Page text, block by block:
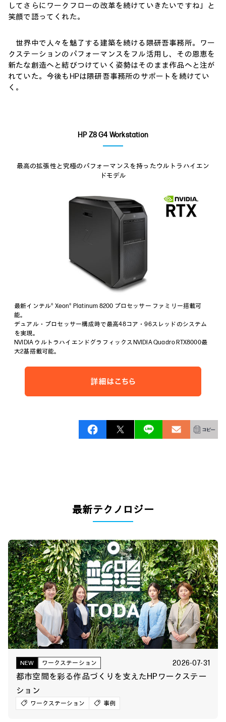
してさらにワークフローの改革を続けていきたいですね」と
笑顔で語ってくれた。
世界中で人々を魅了する建築を続ける隈研吾事務所。ワー
クステーションのパフォーマンスをフル活用し、その恩恵を
新たな創造へと結びつけていく姿勢はそのまま作品へと注が
れていた。今後もHPは隈研吾事務所のサポートを続けてい
く。
HP Z8 G4 Workstation
最高の拡張性と究極のパフォーマンスを持ったウルトラハイエン
ドモデル
最新インテル® Xeon® Platinum 8200 プロセッサー ファミリー搭載可
能。
デュアル・プロセッサー構成時で最高48コア・96スレッドのシステム
を実現。
NVIDIA ウルトラハイエンドグラフィックスNVIDIA Quadro RTX8000最
大2基搭載可能。
最新テクノロジー
NEW ワークステーション 2026-07-31
都市空間を彩る作品づくりを支えたHPワークステー
ション
ワークステーション 事例